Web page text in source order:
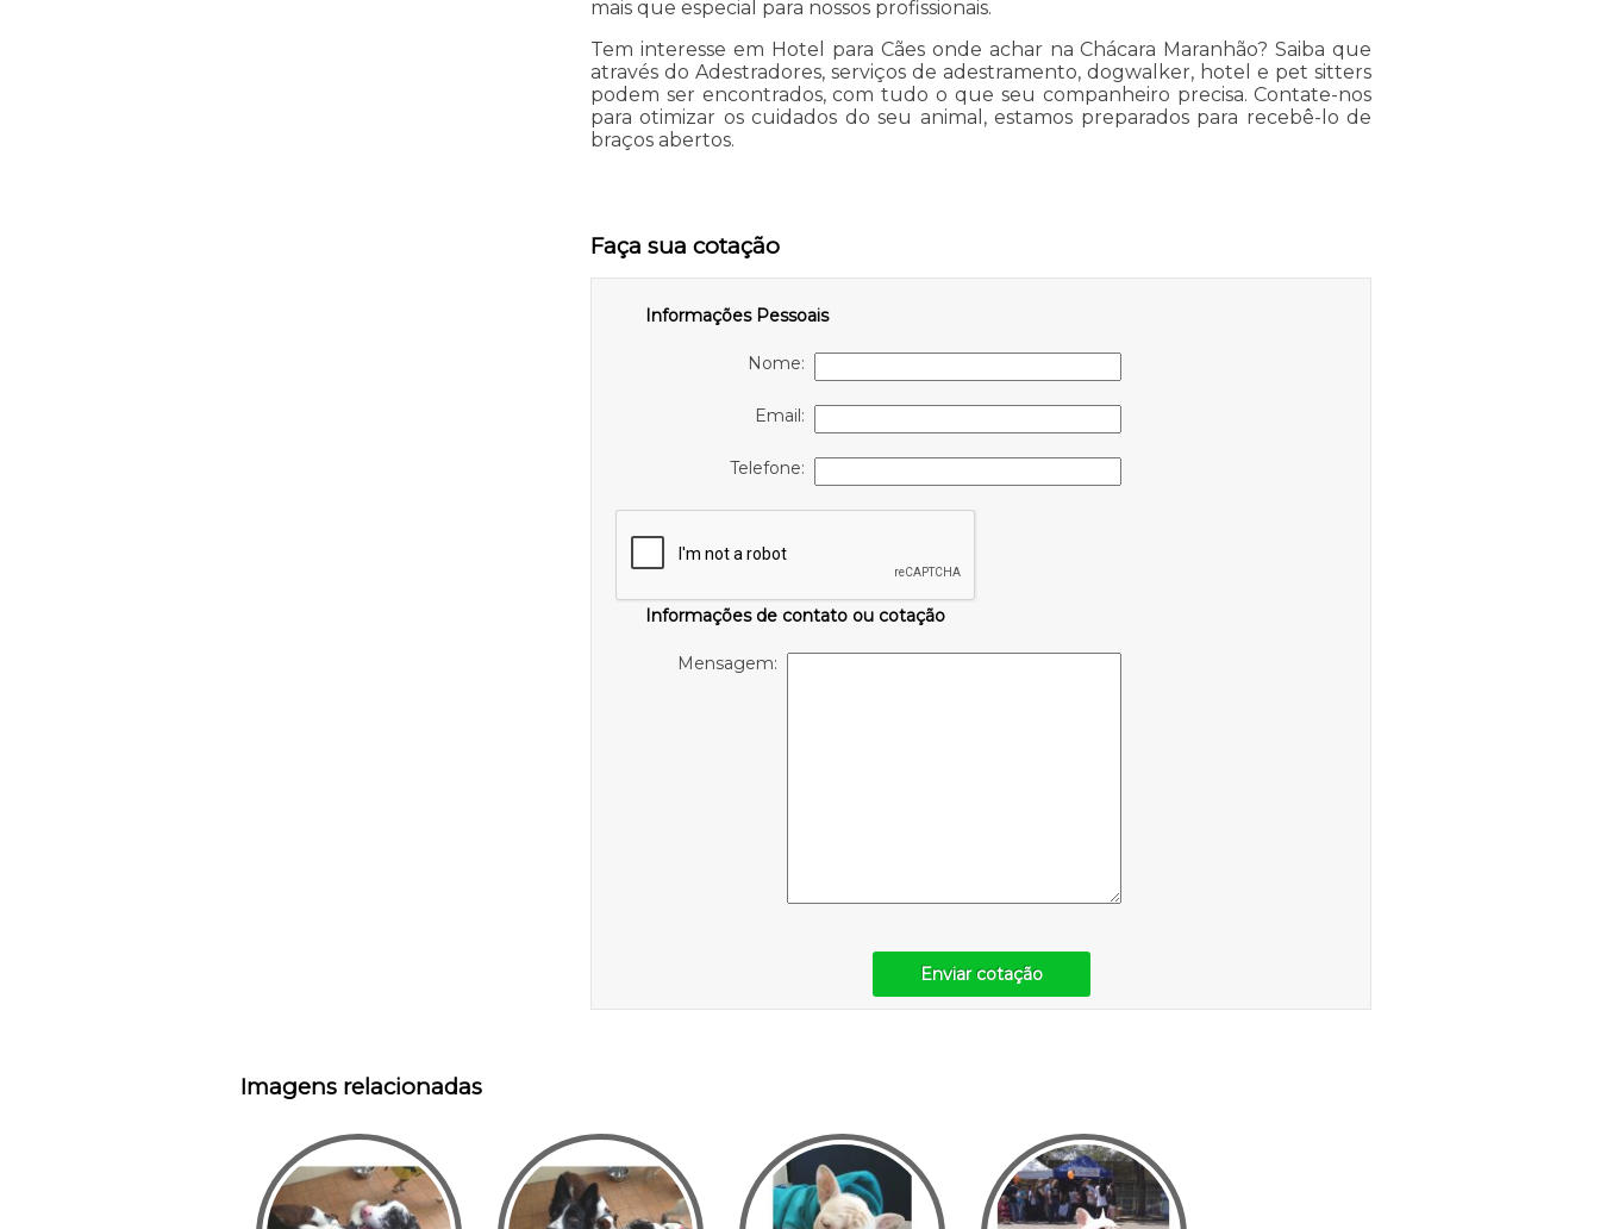
mais que especial para nossos profissionais.
Tem interesse em Hotel para Cães onde achar na Chácara Maranhão? Saiba que
através do Adestradores, serviços de adestramento, dogwalker, hotel e pet sitters
podem ser encontrados, com tudo o que seu companheiro precisa. Contate-nos
para otimizar os cuidados do seu animal, estamos preparados para recebê-lo de
braços abertos.
Faça sua cotação
Informações Pessoais
Nome:
Email:
Telefone:
Informações de contato ou cotação
Mensagem:
Enviar cotação
Imagens relacionadas